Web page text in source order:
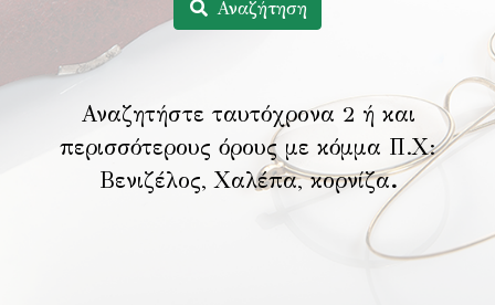
Αναζήτηση
Αναζητήστε ταυτόχρονα 2 ή και
περισσότερους όρους με κόμμα Π.Χ:
Βενιζέλος, Χαλέπα, κορνίζα.